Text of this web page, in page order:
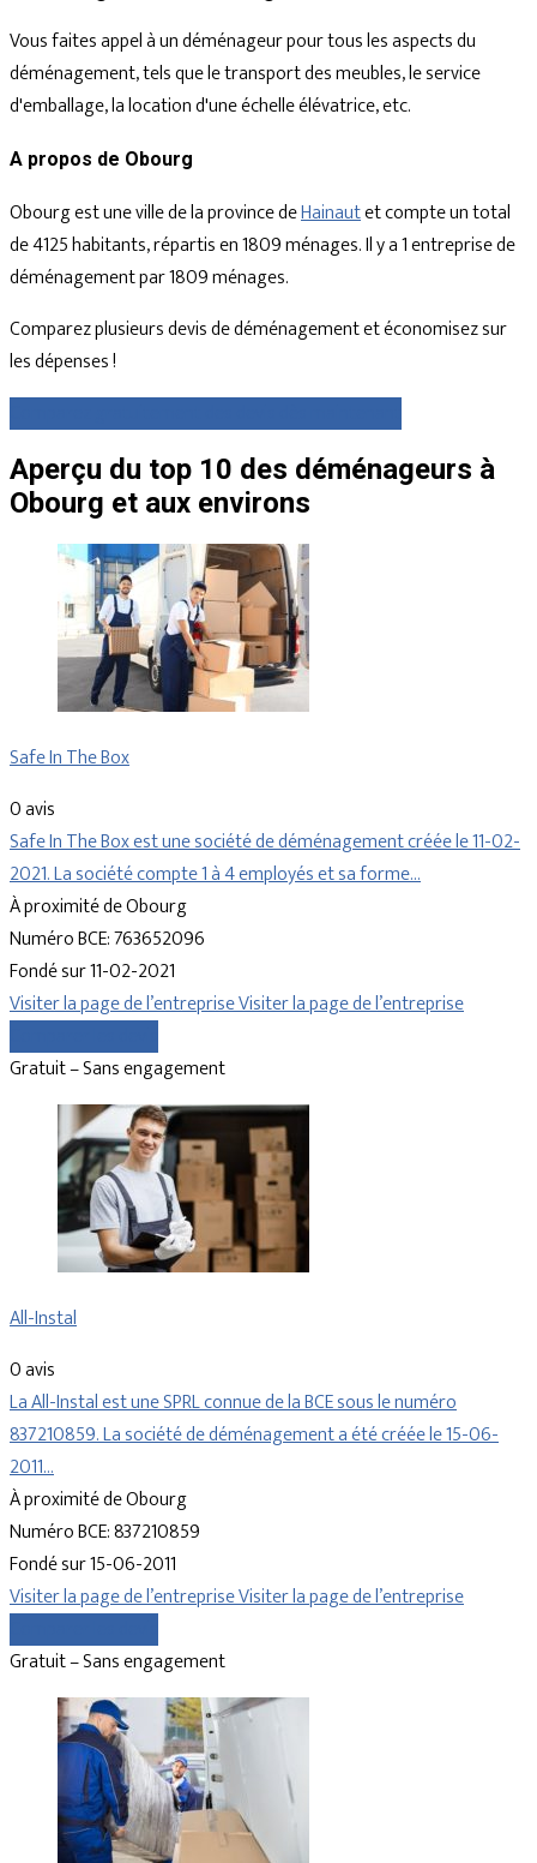
Vous faites appel à un déménageur pour tous les aspects du
déménagement, tels que le transport des meubles, le service
d'emballage, la location d'une échelle élévatrice, etc.
A propos de Obourg
Obourg est une ville de la province deHainautet compte un total
de 4125 habitants, répartis en 1809 ménages. Il y a 1 entreprise de
déménagement par 1809 ménages.
Comparez plusieurs devis de déménagement et économisez sur
les dépenses !
Aperçu du top 10 des déménageurs à
Obourg et aux environs
Safe In The Box
0 avis
Safe In The Box est une société de déménagement créée le 11-02-
2021. La société compte 1 à 4 employés et sa forme…
À proximité de Obourg
Numéro BCE: 763652096
Fondé sur 11-02-2021
Visiter la page de l’entrepriseVisiter la page de l’entreprise
Gratuit – Sans engagement
All-Instal
0 avis
La All-Instal est une SPRL connue de la BCE sous le numéro
837210859. La société de déménagement a été créée le 15-06-
2011…
À proximité de Obourg
Numéro BCE: 837210859
Fondé sur 15-06-2011
Visiter la page de l’entrepriseVisiter la page de l’entreprise
Gratuit – Sans engagement